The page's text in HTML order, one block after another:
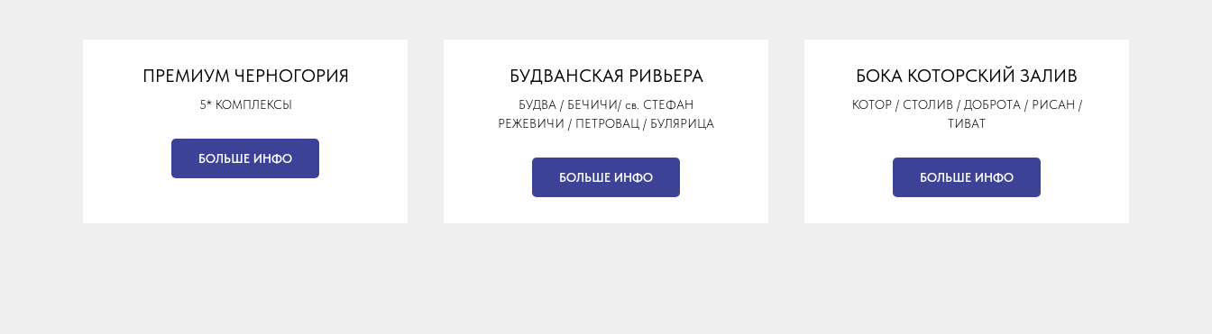
ПРЕМИУМ ЧЕРНОГОРИЯ
5* КОМПЛЕКСЫ
БОЛЬШЕ ИНФО
БУДВАНСКАЯ РИВЬЕРА
БУДВА / БЕЧИЧИ/ св. CТЕФАН
РЕЖЕВИЧИ / ПЕТРОВАЦ / БУЛЯРИЦА
БОЛЬШЕ ИНФО
БОКА КОТОРСКИЙ ЗАЛИВ
КОТОР / СТОЛИВ / ДОБРОТА / РИСАН /
ТИВАТ
БОЛЬШЕ ИНФО